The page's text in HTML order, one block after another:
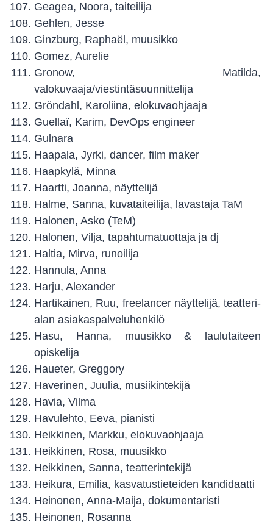
Geagea, Noora, taiteilija
Gehlen, Jesse
Ginzburg, Raphaël, muusikko
Gomez, Aurelie
Gronow, Matilda,
valokuvaaja/viestintäsuunnittelija
Gröndahl, Karoliina, elokuvaohjaaja
Guellaï, Karim, DevOps engineer
Gulnara
Haapala, Jyrki, dancer, film maker
Haapkylä, Minna
Haartti, Joanna, näyttelijä
Halme, Sanna, kuvataiteilija, lavastaja TaM
Halonen, Asko (TeM)
Halonen, Vilja, tapahtumatuottaja ja dj
Haltia, Mirva, runoilija
Hannula, Anna
Harju, Alexander
Hartikainen, Ruu, freelancer näyttelijä, teatteri-
alan asiakaspalveluhenkilö
Hasu, Hanna, muusikko & laulutaiteen
opiskelija
Haueter, Greggory
Haverinen, Juulia, musiikintekijä
Havia, Vilma
Havulehto, Eeva, pianisti
Heikkinen, Markku, elokuvaohjaaja
Heikkinen, Rosa, muusikko
Heikkinen, Sanna, teatterintekijä
Heikura, Emilia, kasvatustieteiden kandidaatti
Heinonen, Anna-Maija, dokumentaristi
Heinonen, Rosanna